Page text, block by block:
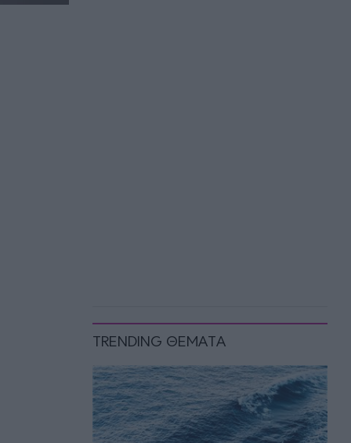
TRENDING ΘΕΜΑΤΑ